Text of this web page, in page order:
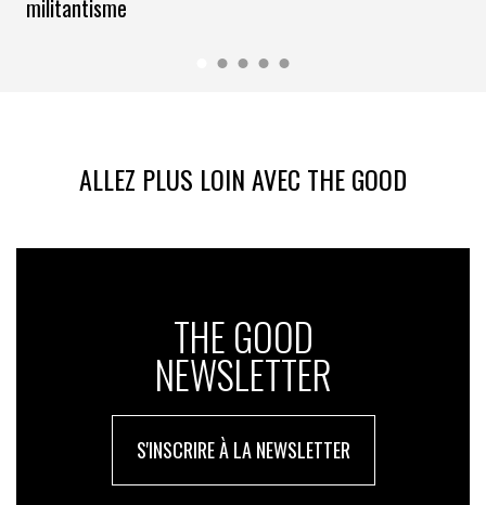
militantisme
ALLEZ PLUS LOIN AVEC THE GOOD
THE GOOD
NEWSLETTER
S'INSCRIRE À LA NEWSLETTER